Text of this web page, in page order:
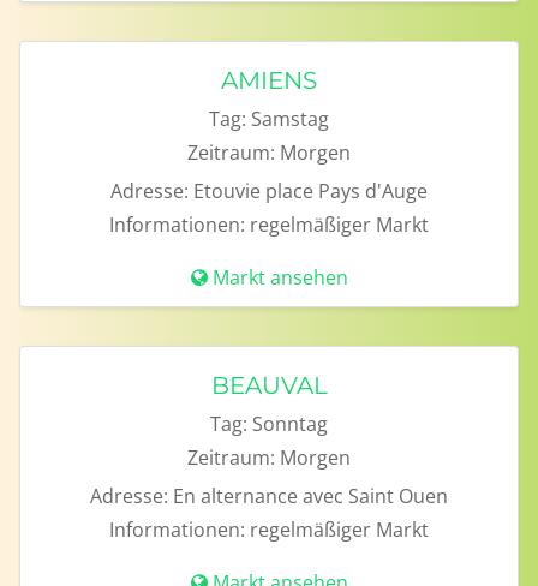
AMIENS
Tag: Samstag
Zeitraum: Morgen
Adresse: Etouvie place Pays d'Auge
Informationen: regelmäßiger Markt
Markt ansehen
BEAUVAL
Tag: Sonntag
Zeitraum: Morgen
Adresse: En alternance avec Saint Ouen
Informationen: regelmäßiger Markt